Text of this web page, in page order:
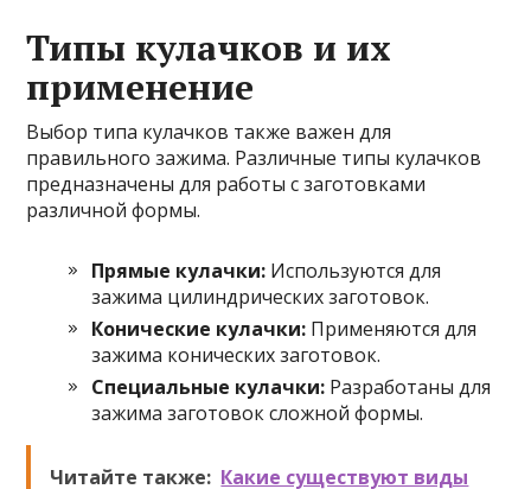
Типы кулачков и их
применение
Выбор типа кулачков также важен для
правильного зажима. Различные типы кулачков
предназначены для работы с заготовками
различной формы.
Прямые кулачки: Используются для
зажима цилиндрических заготовок.
Конические кулачки: Применяются для
зажима конических заготовок.
Специальные кулачки: Разработаны для
зажима заготовок сложной формы.
Читайте также: Какие существуют виды